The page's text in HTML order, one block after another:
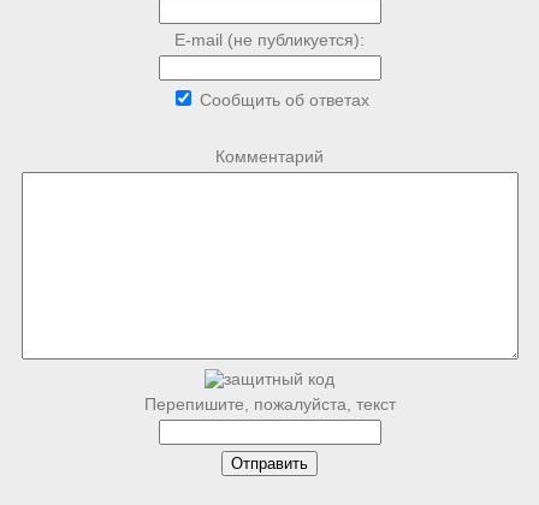
E-mail (не публикуется):
Сообщить об ответах
Комментарий
Перепишите, пожалуйста, текст